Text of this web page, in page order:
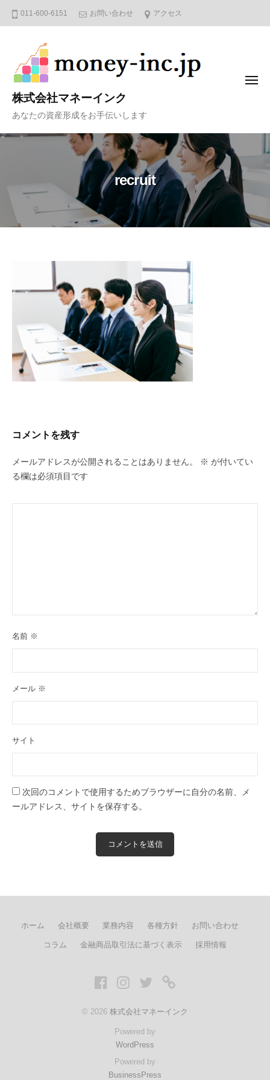
ッ
011-600-6151 お問い合わせ アクセス
株式会社マネーインク
あなたの資産形成をお手伝いします
メ
recruit
recruit
2023
29
日
by
コメントを残す
メールアドレスが公開されることはありません。 ※ が付いてい
る欄は必須項目です
名前 ※
メール ※
サイト
次回のコメントで使用するためブラウザーに自分の名前、メ
ールアドレス、サイトを保存する。
ホーム 会社概要 業務内容 各種方針 お問い合わせ
コラム 金融商品取引法に基づく表示 採用情報
FacebookInstagram
twitter
© 2026 株式会社マネーインク
Powered by
WordPress
Powered by
BusinessPress